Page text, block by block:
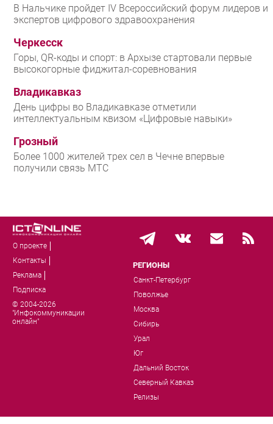
В Нальчике пройдет IV Всероссийский форум лидеров и
экспертов цифрового здравоохранения
Черкесск
Горы, QR-коды и спорт: в Архызе стартовали первые
высокогорные фиджитал-соревнования
Владикавказ
День цифры во Владикавказе отметили
интеллектуальным квизом «Цифровые навыки»
Грозный
Более 1000 жителей трех сел в Чечне впервые
получили связь МТС
О проекте
Контакты
Реклама
Подписка
© 2004-2026
"Инфокоммуникации
онлайн"
РЕГИОНЫ
Санкт-Петербург
Поволжье
Москва
Сибирь
Урал
Юг
Дальний Восток
Северный Кавказ
Релизы